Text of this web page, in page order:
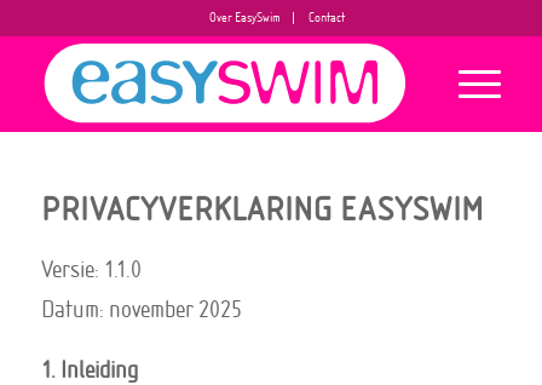
Over EasySwim Contact
PRIVACYVERKLARING EASYSWIM
Versie: 1.1.0
Datum: november 2025
1. Inleiding